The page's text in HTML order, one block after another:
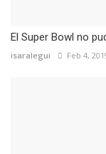
El Super Bowl no
isaralegui Feb 4,